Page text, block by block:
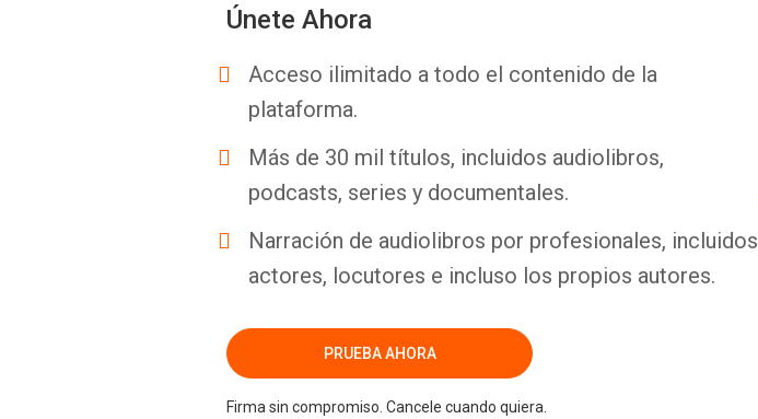
Únete Ahora
Acceso ilimitado a todo el contenido de la
plataforma.
Más de 30 mil títulos, incluidos audiolibros,
podcasts, series y documentales.
Narración de audiolibros por profesionales, incluidos
actores, locutores e incluso los propios autores.
PRUEBA AHORA
Firma sin compromiso. Cancele cuando quiera.